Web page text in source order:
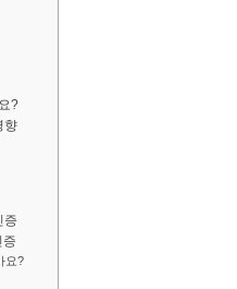
?
향
증
증
요?